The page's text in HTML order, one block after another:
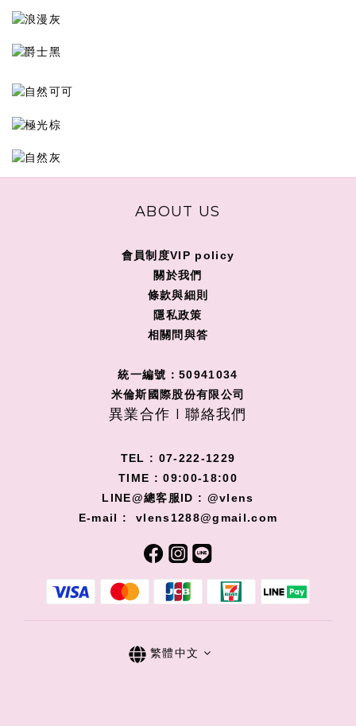
ABOUT US
會員制度VIP policy
關於我們
條款與細則
隱私政策
相關問與答
統一編號：50941034
米倫斯國際股份有限公司
異業合作 I 聯絡我們
TEL : 07-222-1229
TIME : 09:00-18:00
LINE@總客服ID : @vlens
E-mail : vlens1288@gmail.com
繁體中文